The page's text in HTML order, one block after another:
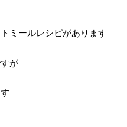
ミールレシピがあります
が